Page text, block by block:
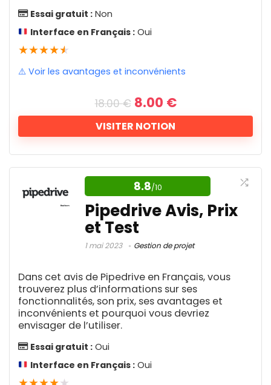
Fonctionnalité
Support client
Avantages
Applications mobiles et de bureau
Facilité d'utilisation
Des prix abordables
Nombreuses fonctionnalités puissantes
Inconvénients
Pas de plan gratuit
Manque d'automatisations Webhooks
Essai gratuit : Non
Interface en Français : Oui
★★★★★
⚠️ Voir les avantages et inconvénients
18.00€ Le
prix
initial
était :
18.00 €.
8.00 €Le
prix
est :
8.00 €.
VISITER NOTION
Votre wiki, vos documents et
vos projets
Dites adieu à la jungle d'applications et de
plateformes qui encombrent votre
quotidien. Avec Notion, vous avez un outil
projet à la prise de notes, tout en offrant
une personnalisation sans précédent.
Ajoutez à cela des fonctionnalités de
collaboration en temps réel, une gamme
de tarifs pour tous les budgets, et même
des capacités d'intelligence artificielle pour
8.8/10
Pipedrive Avis, Prix
et Test
1 mai 2023 Gestion de projet
Dans cet avis de Pipedrive en Français, vous
trouverez plus d’informations sur ses
fonctionnalités, son prix, ses avantages et
inconvénients et pourquoi vous devriez
envisager de l’utiliser.
Essai gratuit : Oui
Interface en Français : Oui